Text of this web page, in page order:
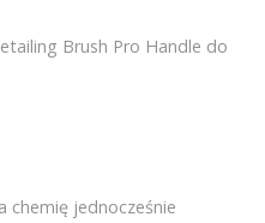
Brush Pro Handle do
chemię jednocześnie